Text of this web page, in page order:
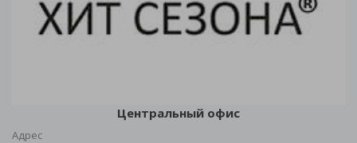
Центральный офис
Адрес